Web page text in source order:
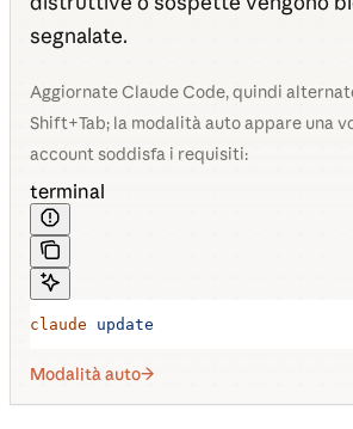
segnalate.
Aggiornate Claude Code, quindi
Shift+Tab; la modalità auto appare una
account soddisfa i requisiti:
terminal
claude update
Modalità auto